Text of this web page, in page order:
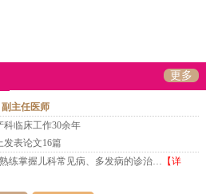
更多
主任医师
科临床工作30余年
发表论文16篇
熟练掌握儿科常见病、多发病的诊治… 【详